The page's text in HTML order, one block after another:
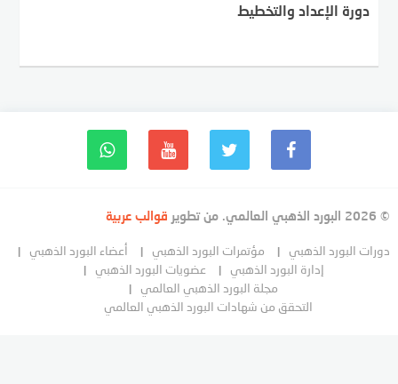
دورة الإعداد والتخطيط
© 2026 البورد الذهبي العالمي. من تطوير قوالب عربية
دورات البورد الذهبي مؤتمرات البورد الذهبي
أعضاء البورد الذهبي
إدارة البورد الذهبي
عضويات البورد الذهبي
مجلة البورد الذهبي العالمي
التحقق من شهادات البورد الذهبي العالمي